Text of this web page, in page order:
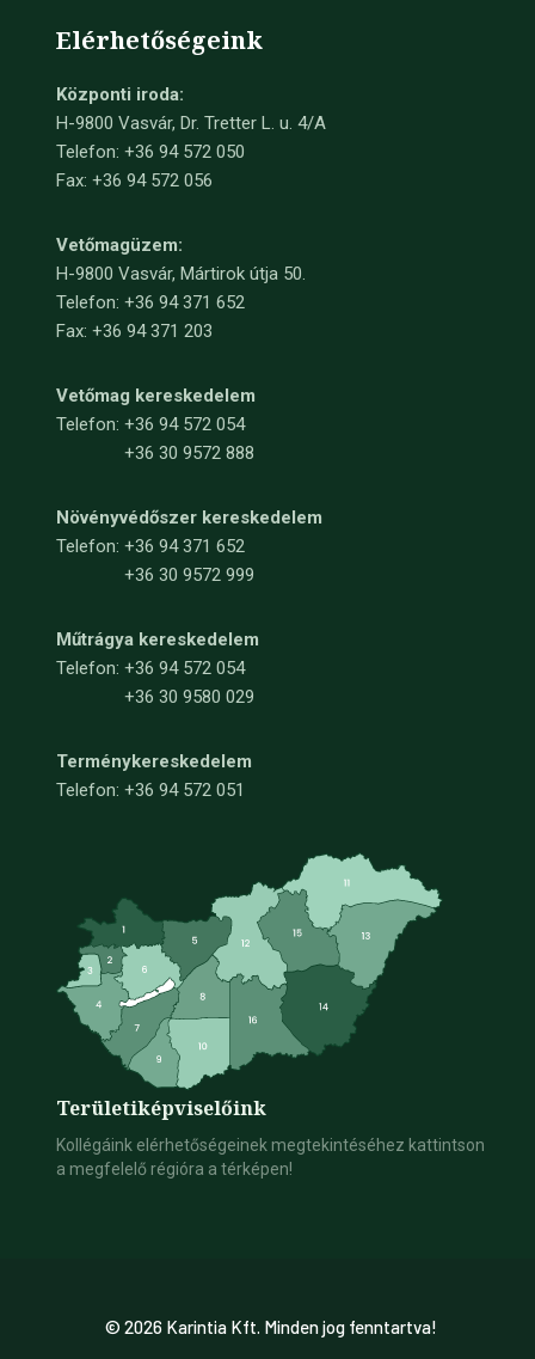
Elérhetőségeink
Központi iroda:
H-9800 Vasvár, Dr. Tretter L. u. 4/A
Telefon: +36 94 572 050
Fax: +36 94 572 056
Vetőmagüzem:
H-9800 Vasvár, Mártirok útja 50.
Telefon: +36 94 371 652
Fax: +36 94 371 203
Vetőmag kereskedelem
Telefon: +36 94 572 054
+36 30 9572 888
Növényvédőszer kereskedelem
Telefon: +36 94 371 652
+36 30 9572 999
Műtrágya kereskedelem
Telefon: +36 94 572 054
+36 30 9580 029
Terménykereskedelem
Telefon: +36 94 572 051
Területiképviselőink
Kollégáink elérhetőségeinek megtekintéséhez kattintson
a megfelelő régióra a térképen!
© 2026 Karintia Kft. Minden jog fenntartva!